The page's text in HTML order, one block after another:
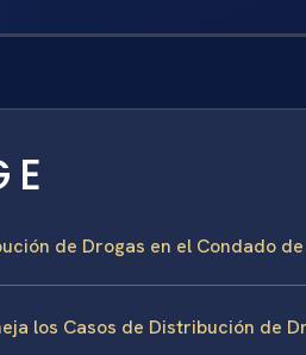
de Drogas en el Condado
los Casos de Distribución de